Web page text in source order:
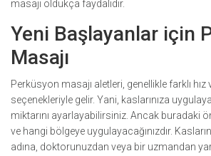
masajı oldukça faydalıdır.
Yeni Başlayanlar için
Masajı
Perküsyon masajı aletleri, genellikle farklı
seçenekleriyle gelir. Yani, kaslarınıza
miktarını ayarlayabilirsiniz. Ancak buradaki
ve hangi bölgeye uygulayacağınızdır.
adına, doktorunuzdan veya bir uzmandan